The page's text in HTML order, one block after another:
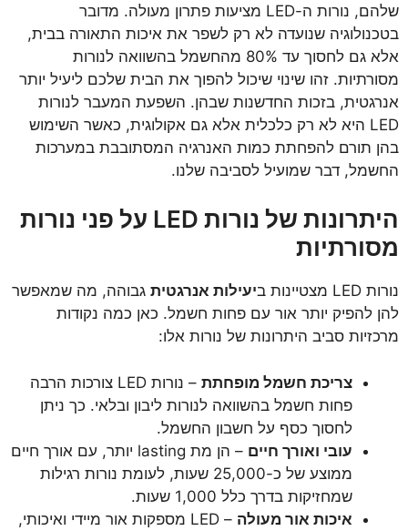
שלהם, נורות ה-LED מציעות פתרון מעולה. מדובר
בטכנולוגיה שנועדה לא רק לשפר את איכות התאורה בבית,
אלא גם לחסוך עד 80% מהחשמל בהשוואה לנורות
מסורתיות. זהו שינוי שיכול להפוך את הבית שלכם ליעיל יותר
אנרגטית, בזכות החדשנות שבהן. השפעת המעבר לנורות
LED היא לא רק כלכלית אלא גם אקולוגית, כאשר השימוש
בהן תורם להפחתת כמות האנרגיה המסתובבת במערכות
החשמל, דבר שמועיל לסביבה שלנו.
היתרונות של נורות LED על פני נורות
מסורתיות
נורות LED מצטיינות ב יעילות אנרגטית גבוהה, מה שמאפשר
להן להפיק יותר אור עם פחות חשמל. כאן כמה נקודות
מרכזיות סביב היתרונות של נורות אלו:
צריכת חשמל מופחתת
– נורות LED צורכות הרבה
פחות חשמל בהשוואה לנורות ליבון ובלאי. כך ניתן
לחסוך כסף על חשבון החשמל.
עובי ואורך חיים
– הן מת lasting יותר, עם אורך חיים
ממוצע של כ-25,000 שעות, לעומת נורות רגילות
שמחזיקות בדרך כלל 1,000 שעות.
איכות אור מעולה
– LED מספקות אור מיידי ואיכותי,